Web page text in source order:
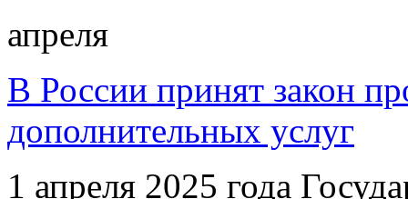
апреля
В России принят закон
дополнительных услуг
1 апреля 2025 года